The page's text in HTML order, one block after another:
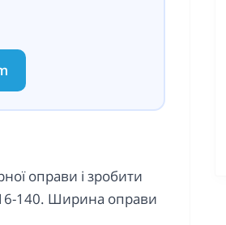
оправи і зробити
140. Ширина оправи